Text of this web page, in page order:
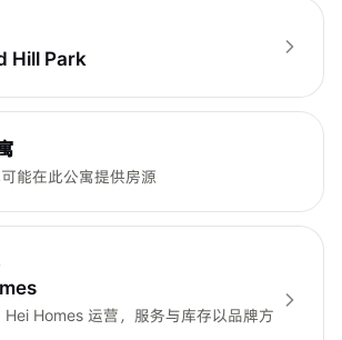
Hill Park
能在此公寓提供房源
Hei Homes 运营，服务与库存以品牌方